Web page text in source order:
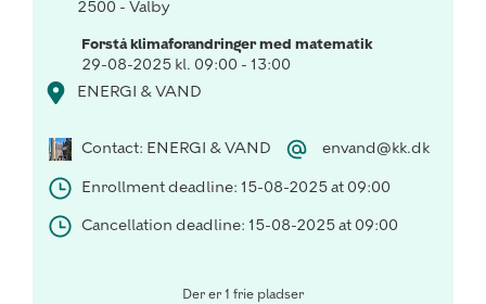
2500 - Valby
Forstå klimaforandringer med matematik
29-08-2025 kl. 09:00 - 13:00
ENERGI & VAND
Contact: ENERGI & VAND envand@kk.dk
Enrollment deadline: 15-08-2025 at 09:00
Cancellation deadline: 15-08-2025 at 09:00
Der er 1 frie pladser